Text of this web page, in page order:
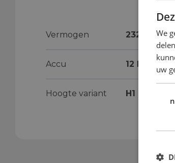
Vermogen 232 pk
Accu 12 kWh
Hoogte variant H1
We
uw